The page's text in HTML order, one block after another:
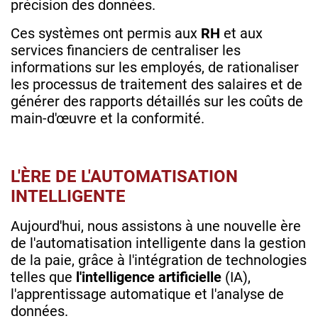
précision des données.
Ces systèmes ont permis aux RH et aux
services financiers de centraliser les
informations sur les employés, de rationaliser
les processus de traitement des salaires et de
générer des rapports détaillés sur les coûts de
main-d'œuvre et la conformité.
L'ÈRE DE L'AUTOMATISATION
INTELLIGENTE
Aujourd'hui, nous assistons à une nouvelle ère
de l'automatisation intelligente dans la gestion
de la paie, grâce à l'intégration de technologies
telles que l'intelligence artificielle (IA),
l'apprentissage automatique et l'analyse de
données.